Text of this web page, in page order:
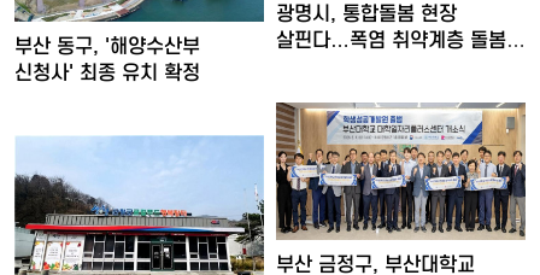
광명시, 통합돌봄 현장
살핀다…폭염 취약계층 돌봄
부산 동구, '해양수산부
신청사' 최종 유치 확정
부산 금정구, 부산대학교